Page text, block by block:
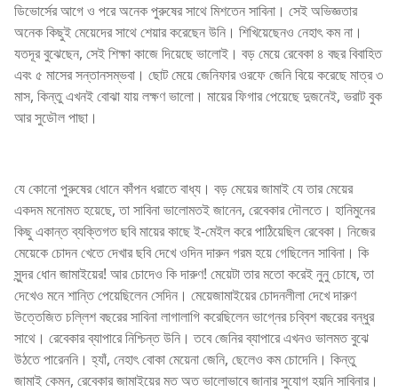
ডিভোর্সের আগে ও পরে অনেক পুরুষের সাথে মিশতেন সাবিনা। সেই অভিজ্ঞতার
অনেক কিছুই মেয়েদের সাথে শেয়ার করেছেন উনি। শিখিয়েছেনও নেহাৎ কম না।
যতদূর বুঝেছেন, সেই শিক্ষা কাজে দিয়েছে ভালোই। বড় মেয়ে রেবেকা ৪ বছর বিবাহিত
এবং ৫ মাসের সন্তানসম্ভবা। ছোট মেয়ে জেনিফার ওরফে জেনি বিয়ে করেছে মাত্র ৩
মাস, কিন্তু এখনই বোঝা যায় লক্ষণ ভালো। মায়ের ফিগার পেয়েছে দুজনেই, ভরাট বুক
আর সুডৌল পাছা।
যে কোনো পুরুষের ধোনে কাঁপন ধরাতে বাধ্য। বড় মেয়ের জামাই যে তার মেয়ের
একদম মনোমত হয়েছে, তা সাবিনা ভালোমতই জানেন, রেবেকার দৌলতে। হানিমুনের
কিছু একান্ত ব্যক্তিগত ছবি মায়ের কাছে ই-মেইল করে পাঠিয়েছিল রেবেকা। নিজের
মেয়েকে চোদন খেতে দেখার ছবি দেখে ওদিন দারুন গরম হয়ে গেছিলেন সাবিনা। কি
সুন্দর ধোন জামাইয়ের! আর চোদেও কি দারুণ! মেয়েটা তার মতো করেই নুনু চোষে, তা
দেখেও মনে শান্তি পেয়েছিলেন সেদিন। মেয়েজামাইয়ের চোদনলীলা দেখে দারুণ
উত্তেজিত চল্লিশ বছরের সাবিনা লাগালাগি করেছিলেন ভাগ্নের চব্বিশ বছরের বন্ধুর
সাথে। রেবেকার ব্যাপারে নিশ্চিন্ত উনি। তবে জেনির ব্যাপারে এখনও ভালমত বুঝে
উঠতে পারেননি। হ্যাঁ, নেহাৎ বোকা মেয়েনা জেনি, ছেলেও কম চোদেনি। কিন্তু
জামাই কেমন, রেবেকার জামাইয়ের মত অত ভালোভাবে জানার সুযোগ হয়নি সাবিনার।